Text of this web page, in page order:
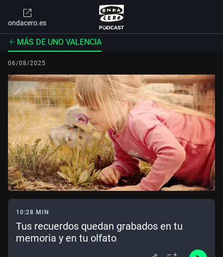
ondacero.es
MÁS DE UNO VALENCIA
06/08/2025
10:28 MIN
Tus recuerdos quedan grabados en tu
memoria y en tu olfato